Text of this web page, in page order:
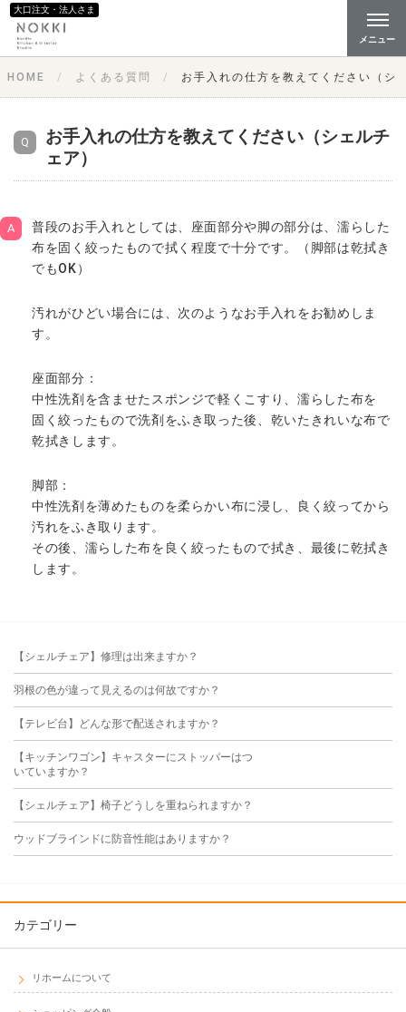
大口注文・法人さま
メニュー
HOME よくある質問 お手入れの仕方を教えてください（シ
お手入れの仕方を教えてください（シェルチ
ェア）
普段のお手入れとしては、座面部分や脚の部分は、濡らした
布を固く絞ったもので拭く程度で十分です。（脚部は乾拭き
でもOK）
汚れがひどい場合には、次のようなお手入れをお勧めしま
す。
座面部分：
中性洗剤を含ませたスポンジで軽くこすり、濡らした布を
固く絞ったもので洗剤をふき取った後、乾いたきれいな布で
乾拭きします。
脚部：
中性洗剤を薄めたものを柔らかい布に浸し、良く絞ってから
汚れをふき取ります。
その後、濡らした布を良く絞ったもので拭き、最後に乾拭き
します。
【シェルチェア】修理は出来ますか？
羽根の色が違って見えるのは何故ですか？
【テレビ台】どんな形で配送されますか？
【キッチンワゴン】キャスターにストッパーはつ
いていますか？
【シェルチェア】椅子どうしを重ねられますか？
ウッドブラインドに防音性能はありますか？
カテゴリー
リホームについて